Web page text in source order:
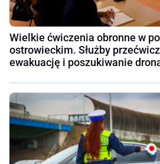
Wielkie ćwiczenia obronne w
ostrowieckim. Służby
ewakuację i poszukiwanie